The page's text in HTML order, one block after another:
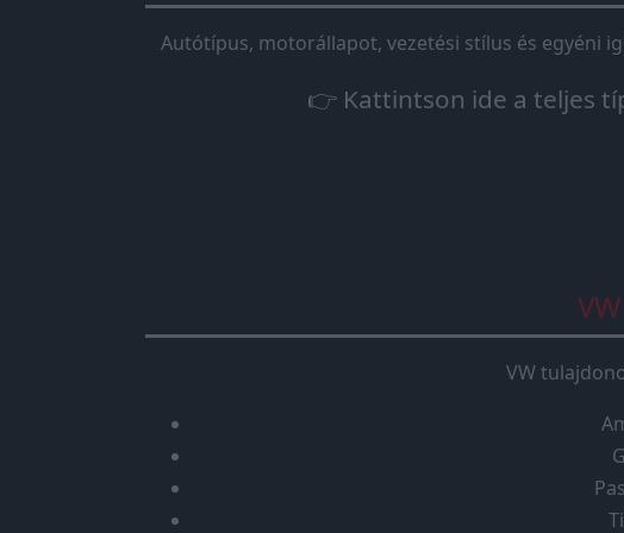
Autótípus, motorállapot, vezetési stílus és egyéni
👉 Kattintson ide a teljes
VW